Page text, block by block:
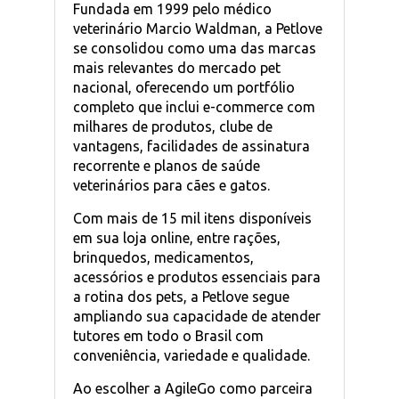
Fundada em 1999 pelo médico
veterinário Marcio Waldman, a Petlove
se consolidou como uma das marcas
mais relevantes do mercado pet
nacional, oferecendo um portfólio
completo que inclui e-commerce com
milhares de produtos, clube de
vantagens, facilidades de assinatura
recorrente e planos de saúde
veterinários para cães e gatos.
Com mais de 15 mil itens disponíveis
em sua loja online, entre rações,
brinquedos, medicamentos,
acessórios e produtos essenciais para
a rotina dos pets, a Petlove segue
ampliando sua capacidade de atender
tutores em todo o Brasil com
conveniência, variedade e qualidade.
Ao escolher a AgileGo como parceira